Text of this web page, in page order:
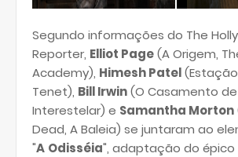
Segundo informações do The
Reporter, Elliot Page(A Origem,
Academy), Himesh Patel
Tenet), Bill Irwin(O Casamento de
Interestelar) e Samantha Morton
Dead, A Baleia) se juntaram ao
"A Odisséia", adaptação do